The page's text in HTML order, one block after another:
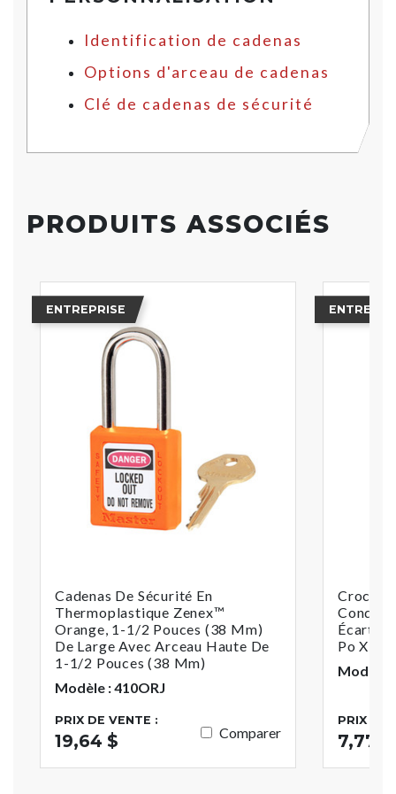
Identification de cadenas
Options d'arceau de cadenas
Clé de cadenas de sécurité
PRODUITS ASSOCIÉS
ENTREPRISE
Cadenas De Sécurité En
Thermoplastique Zenex™
Orange, 1-1/2 Pouces (38 Mm)
De Large Avec Arceau Haute De
1-1/2 Pouces (38 Mm)
Modèle : 410ORJ
PRIX DE VENTE :
19,64 $ Comparer
Crochet
Po X 2-
Modèle
PRIX DE
7,77 $